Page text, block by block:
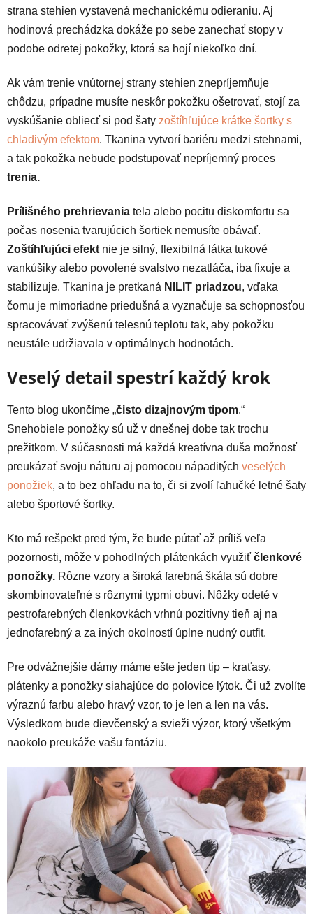
strana stehien vystavená mechanickému odieraniu. Aj
hodinová prechádzka dokáže po sebe zanechať stopy v
podobe odretej pokožky, ktorá sa hojí niekoľko dní.
Ak vám trenie vnútornej strany stehien znepríjemňuje
chôdzu, prípadne musíte neskôr pokožku ošetrovať, stojí za
vyskúšanie obliecť si pod šaty zoštíhľujúce krátke šortky s
chladivým efektom. Tkanina vytvorí bariéru medzi stehnami,
a tak pokožka nebude podstupovať nepríjemný proces
trenia.
Prílišného prehrievania tela alebo pocitu diskomfortu sa
počas nosenia tvarujúcich šortiek nemusíte obávať.
Zoštíhľujúci efekt nie je silný, flexibilná látka tukové
vankúšiky alebo povolené svalstvo nezatláča, iba fixuje a
stabilizuje. Tkanina je pretkaná NILIT priadzou, vďaka
čomu je mimoriadne priedušná a vyznačuje sa schopnosťou
spracovávať zvýšenú telesnú teplotu tak, aby pokožku
neustále udržiavala v optimálnych hodnotách.
Veselý detail spestrí každý krok
Tento blog ukončíme „čisto dizajnovým tipom.“
Snehobiele ponožky sú už v dnešnej dobe tak trochu
prežitkom. V súčasnosti má každá kreatívna duša možnosť
preukázať svoju náturu aj pomocou nápaditých veselých
ponožiek, a to bez ohľadu na to, či si zvolí ľahučké letné šaty
alebo športové šortky.
Kto má rešpekt pred tým, že bude pútať až príliš veľa
pozornosti, môže v pohodlných plátenkách využiť členkové
ponožky. Rôzne vzory a široká farebná škála sú dobre
skombinovateľné s rôznymi typmi obuvi. Nôžky odeté v
pestrofarebných členkovkách vrhnú pozitívny tieň aj na
jednofarebný a za iných okolností úplne nudný outfit.
Pre odvážnejšie dámy máme ešte jeden tip – kraťasy,
plátenky a ponožky siahajúce do polovice lýtok. Či už zvolíte
výraznú farbu alebo hravý vzor, to je len a len na vás.
Výsledkom bude dievčenský a svieži výzor, ktorý všetkým
naokolo preukáže vašu fantáziu.